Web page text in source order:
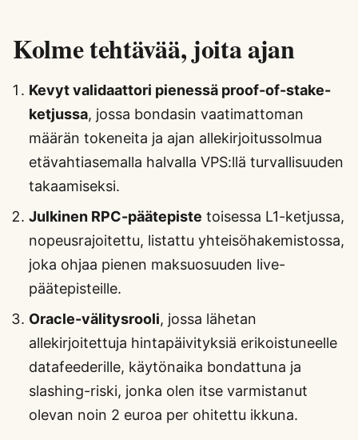
Kolme tehtävää, joita ajan
Kevyt validaattori pienessä proof-of-stake-
ketjussa, jossa bondasin vaatimattoman
määrän tokeneita ja ajan allekirjoitussolmua
etävahtiasemalla halvalla VPS:llä turvallisuuden
takaamiseksi.
Julkinen RPC-päätepiste toisessa L1-ketjussa,
nopeusrajoitettu, listattu yhteisöhakemistossa,
joka ohjaa pienen maksuosuuden live-
päätepisteille.
Oracle-välitysrooli, jossa lähetan
allekirjoitettuja hintapäivityksiä erikoistuneelle
datafeederille, käytönaika bondattuna ja
slashing-riski, jonka olen itse varmistanut
olevan noin 2 euroa per ohitettu ikkuna.